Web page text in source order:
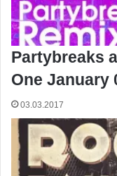
Partybreaks
One January
03.03.2017